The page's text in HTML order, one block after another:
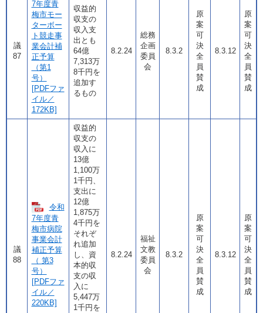
議
87
7年度青
梅市モー
ターボー
ト競走事
業会計補
正予算
（第1
号）
[PDFファ
イル／
172KB]
収益的
収支の
収入支
出とも
64億
7,313万
8千円を
追加す
るもの
8.2.24
総務
企画
委員
会
8.3.2
原
案
可
決
全
員
賛
成
8.3.12
原
案
可
決
全
員
賛
成
議
88
令和
7年度青
梅市病院
事業会計
補正予算
（ 第3
号）
[PDFファ
イル／
220KB]
収益的
収支の
収入に
13億
1,100万
1千円、
支出に
12億
1,875万
4千円を
それぞ
れ追加
し、資
本的収
支の収
入に
5,447万
1千円を
8.2.24
福祉
文教
委員
会
8.3.2
原
案
可
決
全
員
賛
成
8.3.12
原
案
可
決
全
員
賛
成